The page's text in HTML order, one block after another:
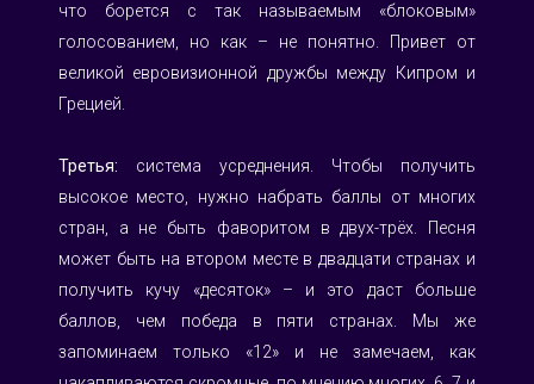
что борется с так называемым «блоковым»
голосованием, но как – не понятно. Привет от
великой евровизионной дружбы между Кипром и
Грецией.
Третья: система усреднения. Чтобы получить
высокое место, нужно набрать баллы от многих
стран, а не быть фаворитом в двух-трёх. Песня
может быть на втором месте в двадцати странах и
получить кучу «десяток» – и это даст больше
баллов, чем победа в пяти странах. Мы же
запоминаем только «12» и не замечаем, как